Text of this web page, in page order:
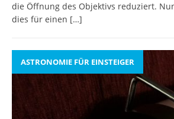
die Öffnung des Objektivs reduziert.
dies für einen […]
ASTRONOMIE FÜR EINSTEIGER